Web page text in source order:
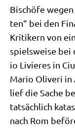
Bischö­fe
ten“ bei den
Kri­ti­kern von
spiels­wei­se bei
io Livi­e­res in
Mario Oli­veri in
lief die Sache
tat­säch­lich
nach Rom